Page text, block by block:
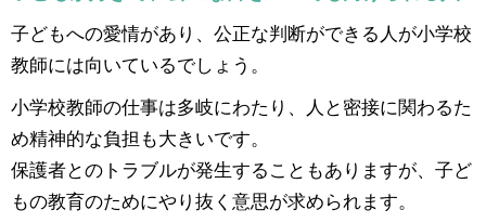
子どもへの愛情があり、公正な判断ができる人が小学校
教師には向いているでしょう。
小学校教師の仕事は多岐にわたり、人と密接に関わるた
め精神的な負担も大きいです。
保護者とのトラブルが発生することもありますが、子ど
もの教育のためにやり抜く意思が求められます。